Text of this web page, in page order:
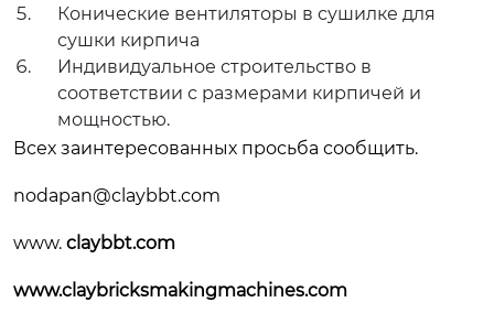
Конические вентиляторы в сушилке для
сушки кирпича
Индивидуальное строительство в
соответствии с размерами кирпичей и
мощностью.
Всех заинтересованных просьба сообщить.
nodapan@claybbt.com
www. claybbt.com
www.claybricksmakingmachines.com